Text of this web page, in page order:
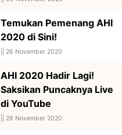
Temukan Pemenang AHI
2020 di Sini!
26 November 2020
AHI 2020 Hadir Lagi!
Saksikan Puncaknya Live
di YouTube
26 November 2020